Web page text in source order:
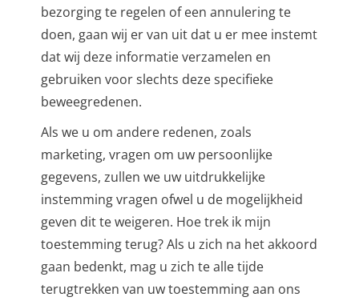
bezorging te regelen of een annulering te
doen, gaan wij er van uit dat u er mee instemt
dat wij deze informatie verzamelen en
gebruiken voor slechts deze specifieke
beweegredenen.
Als we u om andere redenen, zoals
marketing, vragen om uw persoonlijke
gegevens, zullen we uw uitdrukkelijke
instemming vragen ofwel u de mogelijkheid
geven dit te weigeren. Hoe trek ik mijn
toestemming terug? Als u zich na het akkoord
gaan bedenkt, mag u zich te alle tijde
terugtrekken van uw toestemming aan ons